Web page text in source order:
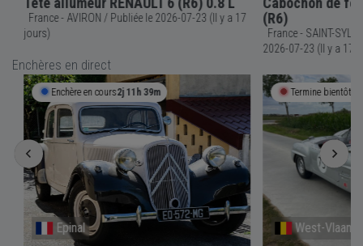
France - AVIRON / Publiée le 2026-07-23 (Il y a 17
jours)
(R6)
France - SAINT-SYLVAIN-
2026-07-23 (Il y a 17
Enchères en direct
Enchère en cours2j 11h 39m
Epinal
Termine bientôt11h
West-